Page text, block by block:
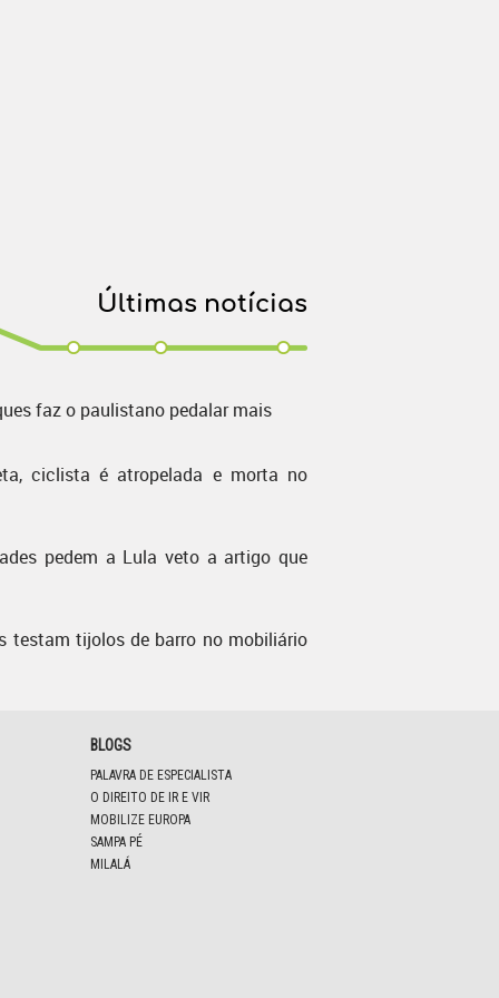
Últimas notícias
faz o paulistano pedalar mais
ciclista é atropelada e morta no
pedem a Lula veto a artigo que
testam tijolos de barro no mobiliário
BLOGS
PALAVRA DE ESPECIALISTA
O DIREITO DE IR E VIR
MOBILIZE EUROPA
SAMPA PÉ
MILALÁ